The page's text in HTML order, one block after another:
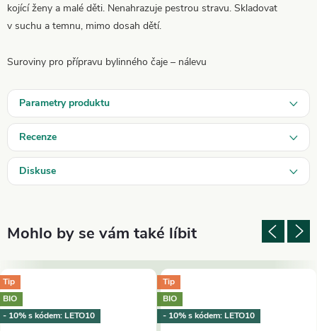
kojící ženy a malé děti. Nenahrazuje pestrou stravu. Skladovat
v suchu a temnu, mimo dosah dětí.
Suroviny pro přípravu bylinného čaje – nálevu
Parametry produktu
Recenze
Diskuse
Tip
BIO
- 10% s kódem: LETO10
Tip
BIO
- 10% s kódem: LETO10